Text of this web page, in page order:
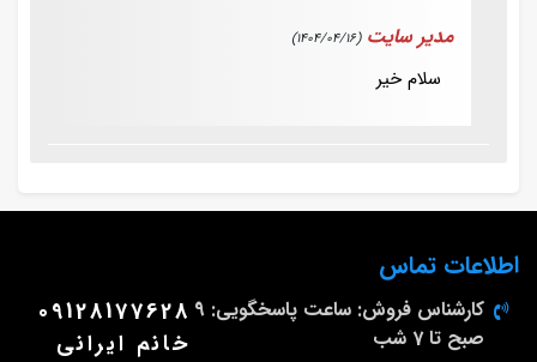
مدیر سایت (1404/04/16)
سلام خیر
اطلاعات تماس
کارشناس فروش: ساعت پاسخگویی: 9
صبح تا 7 شب
09128177628
خانم ایرانی